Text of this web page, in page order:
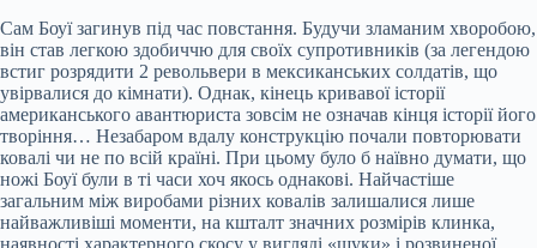
Сам Боуї загинув під час повстання. Будучи зламаним хворобою,
він став легкою здобиччю для своїх супротивників (за легендою
встиг розрядити 2 револьвери в мексиканських солдатів, що
увірвалися до кімнати). Однак, кінець кривавої історії
американського авантюриста зовсім не означав кінця історії його
творіння… Незабаром вдалу конструкцію почали повторювати
ковалі чи не по всій країні. При цьому було б наївно думати, що
ножі Боуї були в ті часи хоч якось однакові. Найчастіше
загальним між виробами різних ковалів залишалися лише
найважливіші моменти, на кшталт значних розмірів клинка,